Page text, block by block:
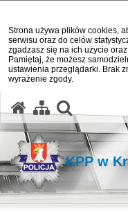
Strona używa plików cookies,
serwisu oraz do celów
zgadzasz się na ich użycie
Pamiętaj, że możesz
ustawienia przeglądarki. Brak
wyrażenie zgody.
KPP w